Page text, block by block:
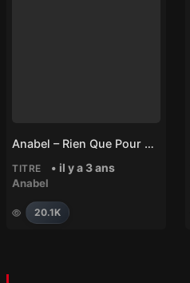
Anabel – Rien Que Pour Moi
TITRE • il y a 3 ans
Anabel
20.1K